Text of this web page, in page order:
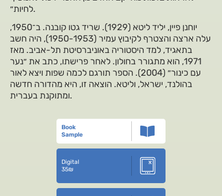
לחיות״.
יוחנן פיין, יליד ליטא (1929). שריד גטו קובנה. ב־1950,
עלה ארצה והצטרף לקיבוץ עמיר (1950-1953), היה חשב
בתאגיד, למד היסטוריה באוניברסיטת תל-אביב. מאז
1971, הוא מתגורר בחולון. לאחר פרישתו, כתב את ״נער
עם כינור״ (2004). הספר תורגם לכמה שפות ויצא לאור
בהולנד, ישראל, וליטא. הוצאה זו, היא מהדורה חדשה
ומתוקנת בעברית.
Book
Sample
Digital
35₪